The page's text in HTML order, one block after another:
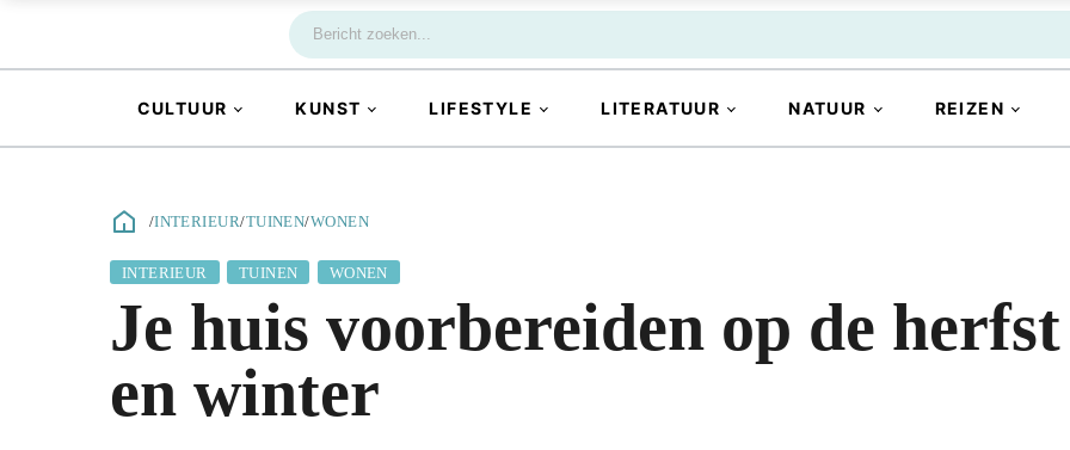
CULTUUR KUNST LIFESTYLE LITERATUUR NATUUR REIZEN
/INTERIEUR/TUINEN/WONEN
INTERIEUR TUINEN WONEN
Je huis voorbereiden op de herfst
en winter